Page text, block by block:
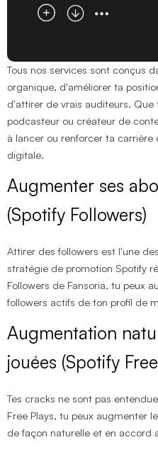
Tous nos services sont conçus
organique, d'améliorer ta
d'attirer de vrais auditeurs.
podcasteur ou créateur de
à lancer ou renforcer ta
digitale.
Augmenter ses
(Spotify Followers)
Attirer des followers est l'une
stratégie de promotion Spotify
Followers de Fansoria, tu peux
followers actifs de ton profil de
Augmentation
jouées (Spotify Free
Tes cracks ne sont pas
Free Plays, tu peux augmenter
de façon naturelle et en accord